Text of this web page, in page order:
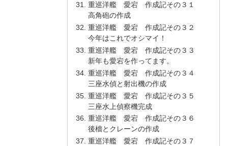
重巡洋艦 愛宕 作成記その３１
高角砲の作成
重巡洋艦 愛宕 作成記その３２
今年はこれでオシマイ！
重巡洋艦 愛宕 作成記その３３
新年も愛宕を作ってます。
重巡洋艦 愛宕 作成記その３４
三座水偵と射出機の作成
重巡洋艦 愛宕 作成記その３５
三座水上偵察機完成
重巡洋艦 愛宕 作成記その３６
後檣とクレーンの作成
重巡洋艦 愛宕 作成記その３７